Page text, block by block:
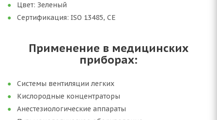
Цвет: Зеленый
Сертификация: ISO 13485, CE
Применение в медицинских
приборах:
Системы вентиляции легких
Кислородные концентраторы
Анестезиологические аппараты